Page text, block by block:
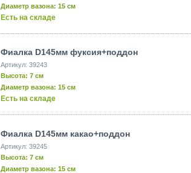
Диаметр вазона: 15 см
Есть на складе
Фиалка D145мм фуксия+поддон
Артикул: 39243
Высота: 7 см
Диаметр вазона: 15 см
Есть на складе
Фиалка D145мм какао+поддон
Артикул: 39245
Высота: 7 см
Диаметр вазона: 15 см